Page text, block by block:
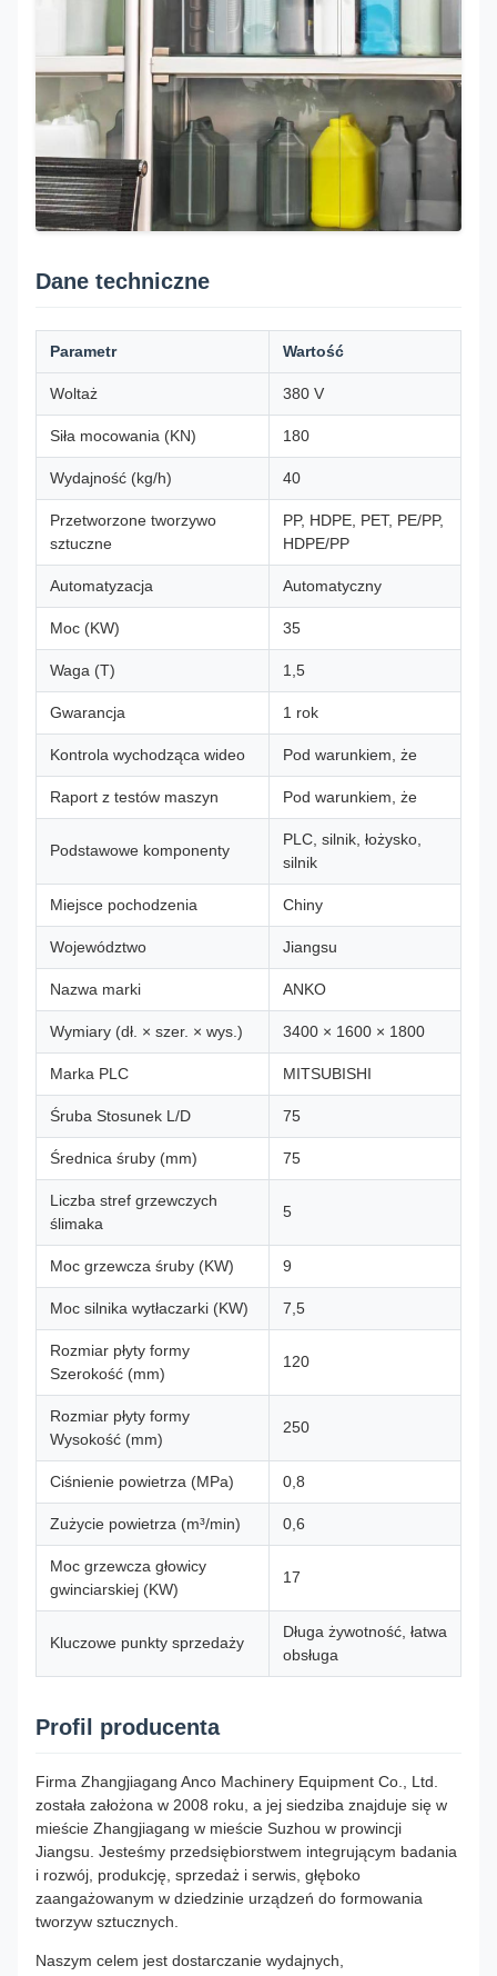
Dane techniczne
Parametr Wartość
Woltaż 380 V
Siła mocowania (KN) 180
Wydajność (kg/h) 40
Przetworzone tworzywo
sztuczne
PP, HDPE, PET, PE/PP,
HDPE/PP
Automatyzacja Automatyczny
Moc (KW) 35
Waga (T) 1,5
Gwarancja 1 rok
Kontrola wychodząca wideo Pod warunkiem, że
Raport z testów maszyn Pod warunkiem, że
Podstawowe komponenty
PLC, silnik, łożysko,
silnik
Miejsce pochodzenia Chiny
Województwo Jiangsu
Nazwa marki ANKO
Wymiary (dł. × szer. × wys.) 3400 × 1600 × 1800
Marka PLC MITSUBISHI
Śruba Stosunek L/D 75
Średnica śruby (mm) 75
Liczba stref grzewczych
ślimaka
5
Moc grzewcza śruby (KW) 9
Moc silnika wytłaczarki (KW) 7,5
Rozmiar płyty formy
Szerokość (mm)
120
Rozmiar płyty formy
Wysokość (mm)
250
Ciśnienie powietrza (MPa) 0,8
Zużycie powietrza (m³/min) 0,6
Moc grzewcza głowicy
gwinciarskiej (KW)
17
Kluczowe punkty sprzedaży
Długa żywotność, łatwa
obsługa
Profil producenta
Firma Zhangjiagang Anco Machinery Equipment Co., Ltd.
została założona w 2008 roku, a jej siedziba znajduje się w
mieście Zhangjiagang w mieście Suzhou w prowincji
Jiangsu. Jesteśmy przedsiębiorstwem integrującym badania
i rozwój, produkcję, sprzedaż i serwis, głęboko
zaangażowanym w dziedzinie urządzeń do formowania
tworzyw sztucznych.
Naszym celem jest dostarczanie wydajnych,